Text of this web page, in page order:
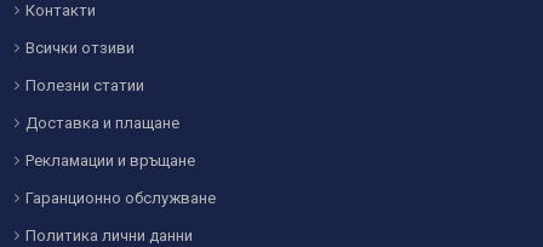
Контакти
Всички отзиви
Полезни статии
Доставка и плащане
Рекламации и връщане
Гаранционно обслужване
Политика лични данни